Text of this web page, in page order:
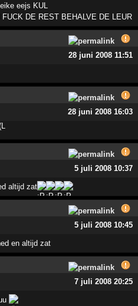
eejs KUL
DE REST BEHALVE DE LEUR
28 juni 2008 11:51
28 juni 2008 16:03
5 juli 2008 10:37
altijd zat
5 juli 2008 10:45
en altijd zat
7 juli 2008 20:25